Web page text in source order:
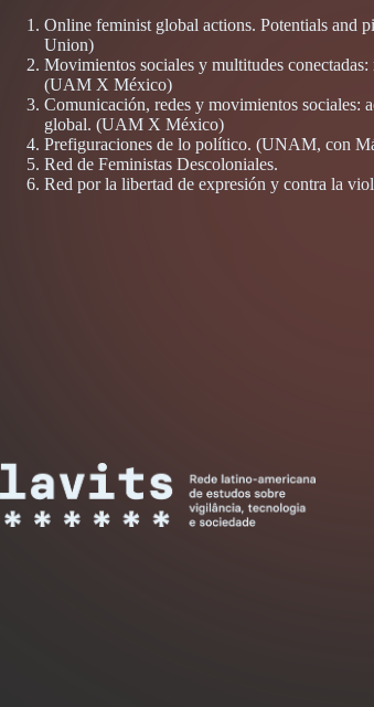
Online feminist global actions. Potentials and
Union)
Movimientos sociales y multitudes
(UAM X México)
Comunicación, redes y movimientos sociales:
global. (UAM X México)
Prefiguraciones de lo político. (UNAM, con
Red de Feministas Descoloniales.
Red por la libertad de expresión y contra la